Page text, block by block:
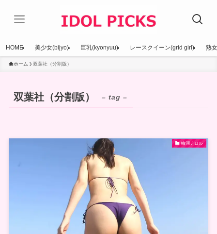
HOME 美少女(bijyo) 巨乳(kyonyuu) レースクイーン(grid girl) 熟
ホーム 双葉社（分割版）
双葉社（分割版） – tag –
輪湖チロル